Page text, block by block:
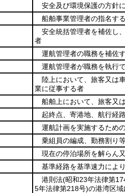
安全及び環境保護の方針
船舶事業管理者の指名す
安全統括管理者を補佐し
者
運航管理者の職務を補佐
運航管理者が職務を執行
陸上において、旅客又は
業に従事する者
船舶上において、旅客又
起終点、寄港地、航行経
運航計画を実施するため
乗組員の編成、勤務割り
現在の停泊場所を解らん
基準経路を基準速力によ
港則法(昭和23年法律第
5年法律第218号)の港湾区